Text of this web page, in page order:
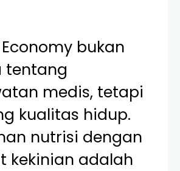
Economy bukan
tentang
medis, tetapi
kualitas hidup.
nutrisi dengan
kekinian adalah